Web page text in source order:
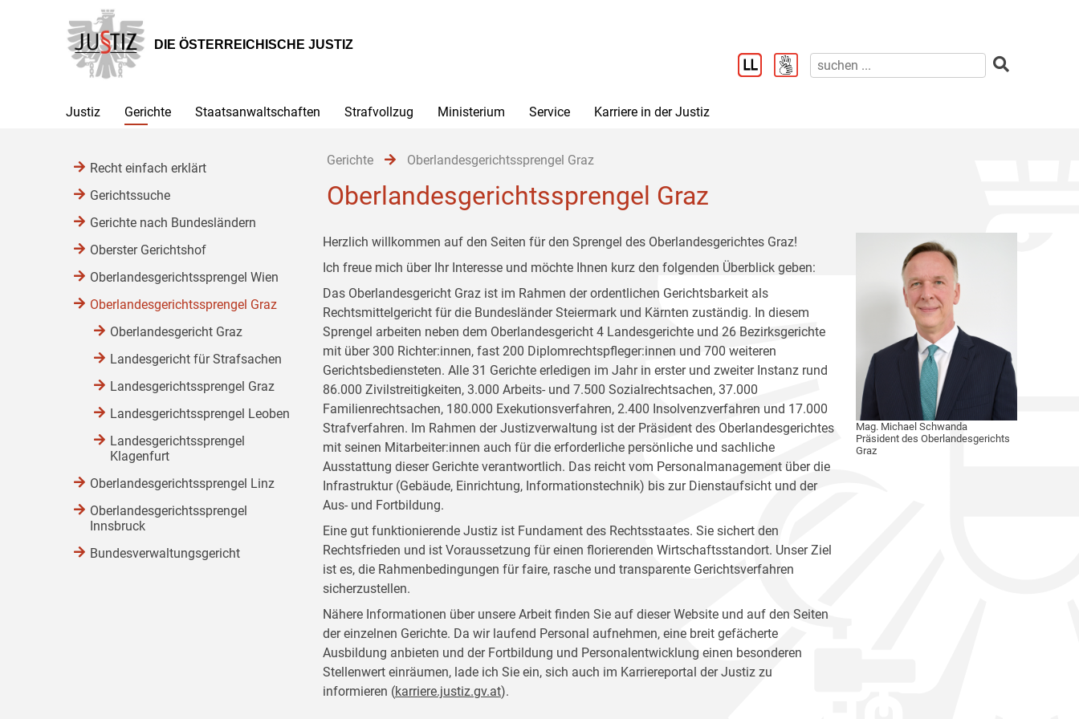
Hauptnavigation
[1]
Inhalt
[2]
Untermenü
[3]
DIE ÖSTERREICHISCHE JUSTIZ
Justiz Gerichte Staatsanwaltschaften Strafvollzug Ministerium Service Karriere in der Justiz
Gerichte Oberlandesgerichtssprengel Graz
Oberlandesgerichtssprengel Graz
Herzlich willkommen auf den Seiten für den Sprengel des Oberlandesgerichtes Graz!
Ich freue mich über Ihr Interesse und möchte Ihnen kurz den folgenden Überblick geben:
Das Oberlandesgericht Graz ist im Rahmen der ordentlichen Gerichtsbarkeit als
Rechtsmittelgericht für die Bundesländer Steiermark und Kärnten zuständig. In diesem
Sprengel arbeiten neben dem Oberlandesgericht 4 Landesgerichte und 26 Bezirksgerichte
mit über 300 Richter:innen, fast 200 Diplomrechtspfleger:innen und 700 weiteren
Gerichtsbediensteten. Alle 31 Gerichte erledigen im Jahr in erster und zweiter Instanz rund
86.000 Zivilstreitigkeiten, 3.000 Arbeits- und 7.500 Sozialrechtsachen, 37.000
Familienrechtsachen, 180.000 Exekutionsverfahren, 2.400 Insolvenzverfahren und 17.000
Strafverfahren. Im Rahmen der Justizverwaltung ist der Präsident des Oberlandesgerichtes
mit seinen Mitarbeiter:innen auch für die erforderliche persönliche und sachliche
Ausstattung dieser Gerichte verantwortlich. Das reicht vom Personalmanagement über die
Infrastruktur (Gebäude, Einrichtung, Informationstechnik) bis zur Dienstaufsicht und der
Aus- und Fortbildung.
Eine gut funktionierende Justiz ist Fundament des Rechtsstaates. Sie sichert den
Rechtsfrieden und ist Voraussetzung für einen florierenden Wirtschaftsstandort. Unser Ziel
ist es, die Rahmenbedingungen für faire, rasche und transparente Gerichtsverfahren
sicherzustellen.
Nähere Informationen über unsere Arbeit finden Sie auf dieser Website und auf den Seiten
der einzelnen Gerichte. Da wir laufend Personal aufnehmen, eine breit gefächerte
Ausbildung anbieten und der Fortbildung und Personalentwicklung einen besonderen
Stellenwert einräumen, lade ich Sie ein, sich auch im Karriereportal der Justiz zu
informieren (karriere.justiz.gv.at).
Mag. Michael Schwanda
Präsident des Oberlandesgerichts
Graz
Recht einfach erklärt
Gerichtssuche
Gerichte nach Bundesländern
Oberster Gerichtshof
Oberlandesgerichtssprengel Wien
Oberlandesgerichtssprengel Graz
Oberlandesgericht Graz
Landesgericht für Strafsachen
Landesgerichtssprengel Graz
Landesgerichtssprengel Leoben
Landesgerichtssprengel
Klagenfurt
Oberlandesgerichtssprengel Linz
Oberlandesgerichtssprengel
Innsbruck
Bundesverwaltungsgericht